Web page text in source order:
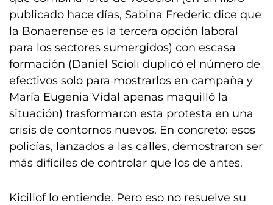
publicado hace días, Sabina Frederic dice que
la Bonaerense es la tercera opción laboral
para los sectores sumergidos) con escasa
formación (Daniel Scioli duplicó el número de
efectivos solo para mostrarlos en campaña y
María Eugenia Vidal apenas maquilló la
situación) trasformaron esta protesta en una
crisis de contornos nuevos. En concreto: esos
policías, lanzados a las calles, demostraron ser
más difíciles de controlar que los de antes.
Kicillof lo entiende. Pero eso no resuelve su